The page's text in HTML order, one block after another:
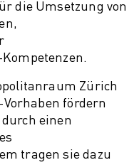
die Umsetzung von
Zürich
fördern
einen
tragen sie dazu